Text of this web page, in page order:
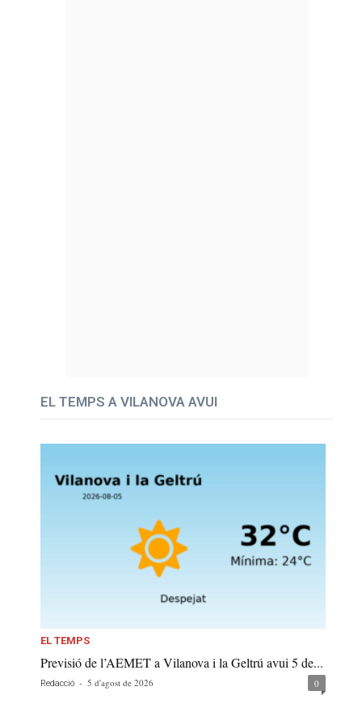
EL TEMPS A VILANOVA AVUI
EL TEMPS
Previsió de l’AEMET a Vilanova i la Geltrú avui 5 de...
Redacció - 5 d'agost de 2026 0